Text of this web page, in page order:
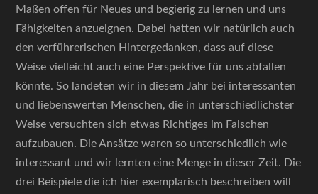
Maßen offen für Neues und begierig zu lernen und uns
Fähigkeiten anzueignen. Dabei hatten wir natürlich auch
den verführerischen Hintergedanken, dass auf diese
Weise vielleicht auch eine Perspektive für uns abfallen
könnte. So landeten wir in diesem Jahr bei interessanten
und liebenswerten Menschen, die in unterschiedlichster
Weise versuchten sich etwas Richtiges im Falschen
aufzubauen. Die Ansätze waren so unterschiedlich wie
interessant und wir lernten eine Menge in dieser Zeit. Die
drei Beispiele die ich hier exemplarisch beschreiben will